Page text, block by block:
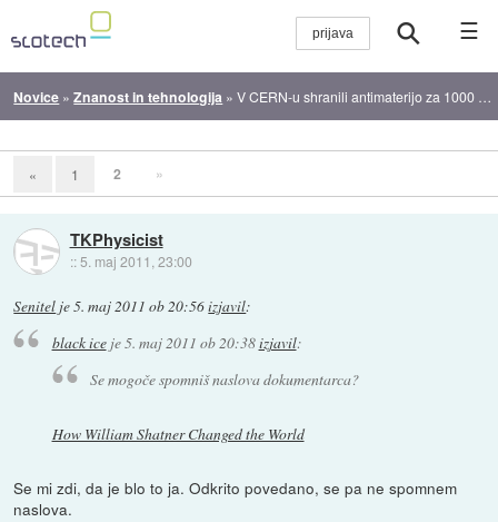
☰
Novice »Znanost in tehnologija »V CERN-u shranili antimaterijo za 1000 sekund
« 1 2 »
TKPhysicist
:: 5. maj 2011, 23:00
Senitel je5. maj 2011 ob 20:56izjavil:
black iceje5. maj 2011 ob 20:38izjavil:
Se mogoče spomniš naslova dokumentarca?
How William Shatner Changed the World
Se mi zdi, da je blo to ja. Odkrito povedano, se pa ne spomnem
naslova.